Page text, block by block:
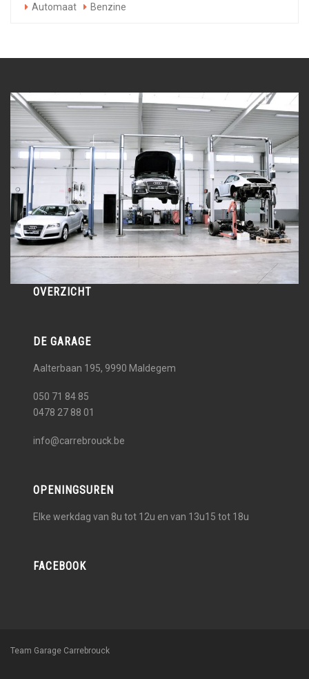
Automaat Benzine
OVERZICHT
DE GARAGE
Aalterbaan 195, 9990 Maldegem
050 71 84 85
0478 27 88 01
info@carrebrouck.be
OPENINGSUREN
Elke werkdag van 8u tot 12u en van 13u15 tot 18u
FACEBOOK
Team Garage Carrebrouck